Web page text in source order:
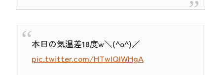
本日の気温差18度w＼(^o^)／
pic.twitter.com/HTwlQIWHgA